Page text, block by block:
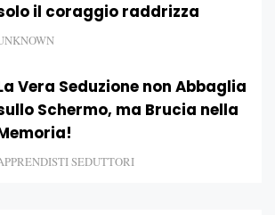
il coraggio raddrizza
Vera Seduzione non Abbaglia
Schermo, ma Brucia nella
SEDUTTORI